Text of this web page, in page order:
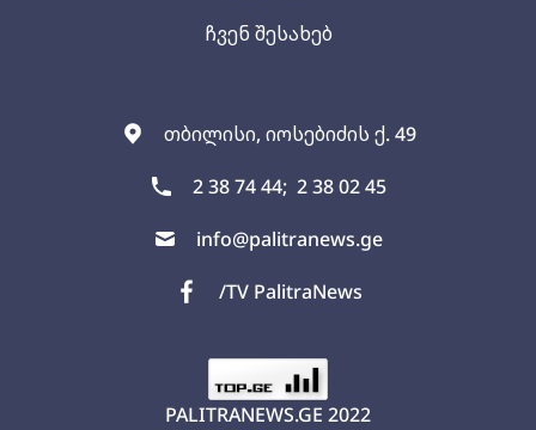
თბილისი, იოსებიძის ქ. 49
2 38 74 44; 2 38 02 45
info@palitranews.ge
/TV PalitraNews
ჩვენ შესახებ
PALITRANEWS.GE 2022